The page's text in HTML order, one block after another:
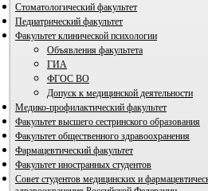
ВИА "Полигон"
Стоматологический факультет
Педиатрический факультет
Факультет клинической психологии
Объявления факультета
ГИА
ФГОС ВО
Допуск к медицинской деятельности
Медико-профилактический факультет
Факультет высшего сестринского образования
Факультет общественного здравоохранения
Фармацевтический факультет
Факультет иностранных студентов
Совет студентов медицинских и